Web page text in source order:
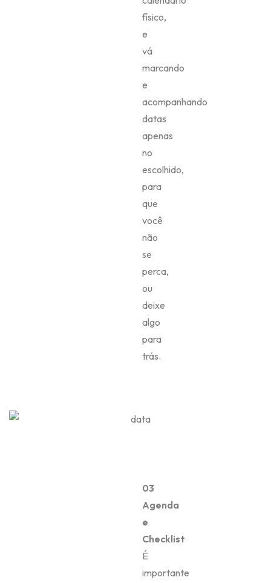
físico,
e
vá
marcando
e
acompanhando
datas
apenas
no
escolhido,
para
que
você
não
se
perca,
ou
deixe
algo
para
trás.
03
Agenda
e
Checklist
É
importante